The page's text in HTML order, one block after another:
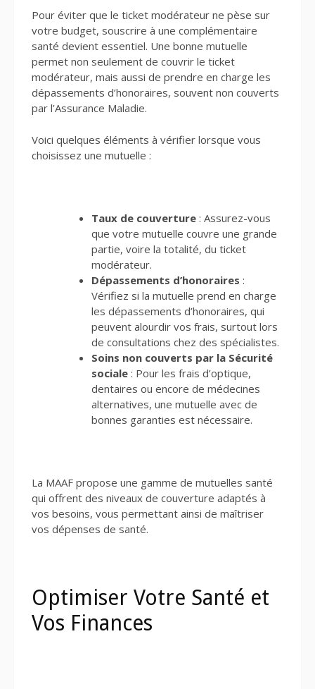
Pour éviter que le ticket modérateur ne pèse sur
votre budget, souscrire à une complémentaire
santé devient essentiel. Une bonne mutuelle
permet non seulement de couvrir le ticket
modérateur, mais aussi de prendre en charge les
dépassements d’honoraires, souvent non couverts
par l’Assurance Maladie.
Voici quelques éléments à vérifier lorsque vous
choisissez une mutuelle :
Taux de couverture : Assurez-vous
que votre mutuelle couvre une grande
partie, voire la totalité, du ticket
modérateur.
Dépassements d’honoraires :
Vérifiez si la mutuelle prend en charge
les dépassements d’honoraires, qui
peuvent alourdir vos frais, surtout lors
de consultations chez des spécialistes.
Soins non couverts par la Sécurité
sociale : Pour les frais d’optique,
dentaires ou encore de médecines
alternatives, une mutuelle avec de
bonnes garanties est nécessaire.
La MAAF propose une gamme de mutuelles santé
qui offrent des niveaux de couverture adaptés à
vos besoins, vous permettant ainsi de maîtriser
vos dépenses de santé.
Optimiser Votre Santé et
Vos Finances